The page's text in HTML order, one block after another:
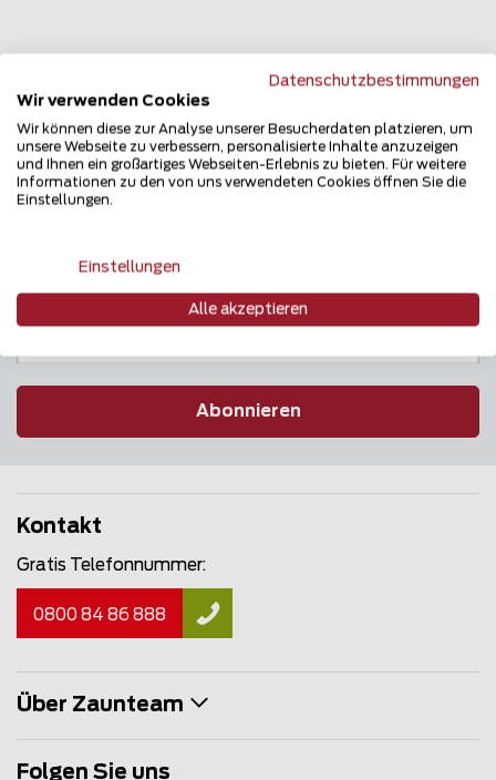
Mehrfach ausgezeichnet und immer am
Puls des Marktes
Newsletter
Abonnieren
Kontakt
Gratis Telefonnummer:
0800 84 86 888
Über Zaunteam
Folgen Sie uns
Datenschutzbestimmungen
Wir verwenden Cookies
Wir können diese zur Analyse unserer Besucherdaten platzieren, um
unsere Webseite zu verbessern, personalisierte Inhalte anzuzeigen
und Ihnen ein großartiges Webseiten-Erlebnis zu bieten. Für weitere
Informationen zu den von uns verwendeten Cookies öffnen Sie die
Einstellungen.
Einstellungen
Alle akzeptieren